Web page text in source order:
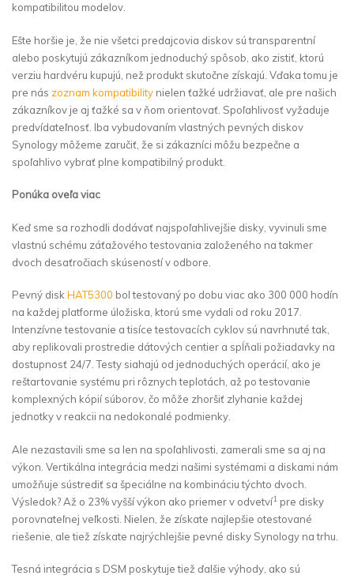
kompatibilitou modelov.
Ešte horšie je, že nie všetci predajcovia diskov sú transparentní
alebo poskytujú zákazníkom jednoduchý spôsob, ako zistiť, ktorú
verziu hardvéru kupujú, než produkt skutočne získajú. Vďaka tomu je
pre nás zoznam kompatibilitynielen ťažké udržiavať, ale pre našich
zákazníkov je aj ťažké sa v ňom orientovať. Spoľahlivosť vyžaduje
predvídateľnosť. Iba vybudovaním vlastných pevných diskov
Synology môžeme zaručiť, že si zákazníci môžu bezpečne a
spoľahlivo vybrať plne kompatibilný produkt.
Ponúka oveľa viac
Keď sme sa rozhodli dodávať najspoľahlivejšie disky, vyvinuli sme
vlastnú schému záťažového testovania založeného na takmer
dvoch desaťročiach skúseností v odbore.
Pevný disk HAT5300 bol testovaný po dobu viac ako 300 000 hodín
na každej platforme úložiska, ktorú sme vydali od roku 2017.
Intenzívne testovanie a tisíce testovacích cyklov sú navrhnuté tak,
aby replikovali prostredie dátových centier a spĺňali požiadavky na
dostupnosť 24/7. Testy siahajú od jednoduchých operácií, ako je
reštartovanie systému pri rôznych teplotách, až po testovanie
komplexných kópií súborov, čo môže zhoršiť zlyhanie každej
jednotky v reakcii na nedokonalé podmienky.
Ale nezastavili sme sa len na spoľahlivosti, zamerali sme sa aj na
výkon. Vertikálna integrácia medzi našimi systémami a diskami nám
umožňuje sústrediť sa špeciálne na kombináciu týchto dvoch.
Výsledok? Až o 23% vyšší výkon ako priemer v odvetví1 pre disky
porovnateľnej veľkosti. Nielen, že získate najlepšie otestované
riešenie, ale tiež získate najrýchlejšie pevné disky Synology na trhu.
Tesná integrácia s DSM poskytuje tiež ďalšie výhody, ako sú